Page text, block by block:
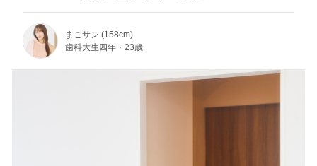
まこサン (158cm)
歯科大生四年・23歳